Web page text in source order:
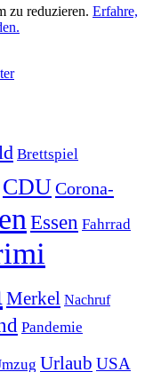
zu reduzieren. Erfahre,
Brettspiel
CDUCorona-
Essen Fahrrad
Merkel Nachruf
Pandemie
Urlaub USA